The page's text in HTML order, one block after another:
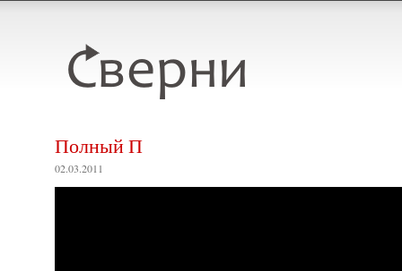
Полный П
02.03.2011